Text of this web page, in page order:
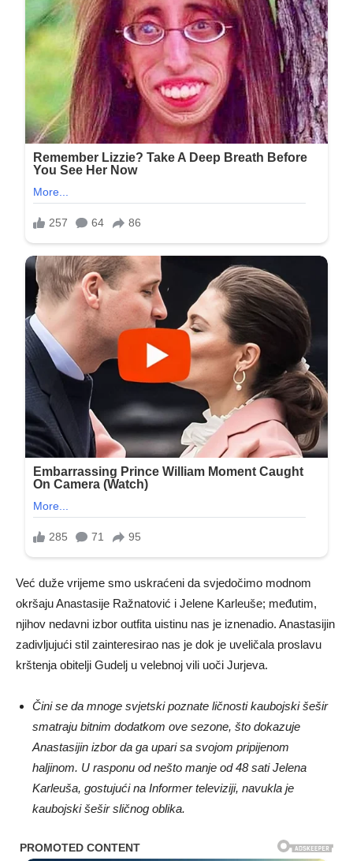
Već duže vrijeme smo uskraćeni da svjedočimo modnom
okršaju Anastasije Ražnatović i Jelene Karleuše; međutim,
njihov nedavni izbor outfita uistinu nas je iznenadio. Anastasijin
zadivljujući stil zainteresirao nas je dok je uveličala proslavu
krštenja obitelji Gudelj u velebnoj vili uoči Jurjeva.
Čini se da mnoge svjetski poznate ličnosti kaubojski šešir
smatraju bitnim dodatkom ove sezone, što dokazuje
Anastasijin izbor da ga upari sa svojom pripijenom
haljinom. U rasponu od nešto manje od 48 sati Jelena
Karleuša, gostujući na Informer televiziji, navukla je
kaubojski šešir sličnog oblika.